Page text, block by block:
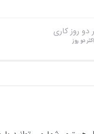
دو روز کاری
دو روز